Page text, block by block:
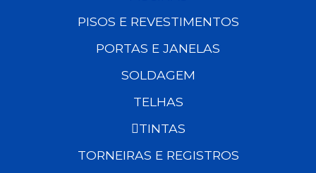
PISOS E REVESTIMENTOS
PORTAS E JANELAS
SOLDAGEM
TELHAS
TINTAS
TORNEIRAS E REGISTROS